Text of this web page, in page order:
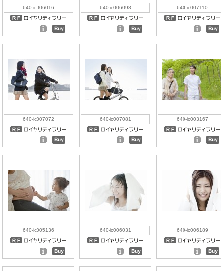
640-ic006016 640-ic006098 640-ic007110
640-ic007072 640-ic007081 640-ic003167
640-ic005136 640-ic006031 640-ic006189